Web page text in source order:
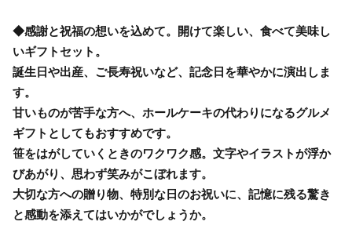
◆感謝と祝福の想いを込めて。開けて楽しい、食べて美味し
いギフトセット。
誕生日や出産、ご長寿祝いなど、記念日を華やかに演出しま
す。
甘いものが苦手な方へ、ホールケーキの代わりになるグルメ
ギフトとしてもおすすめです。
笹をはがしていくときのワクワク感。文字やイラストが浮か
びあがり、思わず笑みがこぼれます。
大切な方への贈り物、特別な日のお祝いに、記憶に残る驚き
と感動を添えてはいかがでしょうか。